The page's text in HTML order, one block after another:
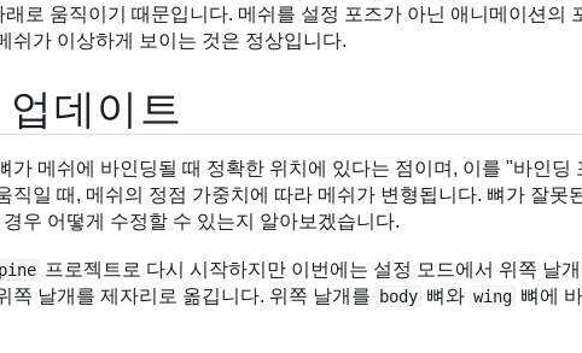
래로 움직이기 때문입니다. 메쉬를 설정 포즈가 아닌 애니메이션의
쉬가 이상하게 보이는 것은 정상입니다.
데이트
가 메쉬에 바인딩될 때 정확한 위치에 있다는 점이며, 이를 "바인딩
직일 때, 메쉬의 정점 가중치에 따라 메쉬가 변형됩니다. 뼈가 잘못
우 어떻게 수정할 수 있는지 알아보겠습니다.
프로젝트로 다시 시작하지만 이번에는 설정 모드에서 위쪽 날
쪽 날개를 제자리로 옮깁니다. 위쪽 날개를
body 뼈와 wing 뼈에